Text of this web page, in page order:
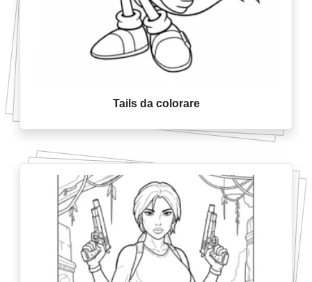
Tails da colorare